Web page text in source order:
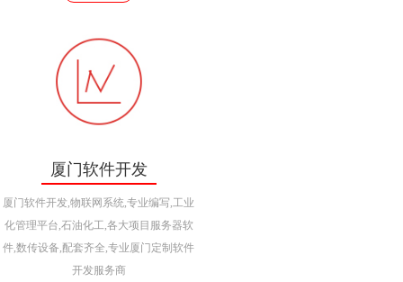
厦门软件开发
厦门软件开发,物联网系统,专业编写,工业
化管理平台,石油化工,各大项目服务器软
件,数传设备,配套齐全,专业厦门定制软件
开发服务商